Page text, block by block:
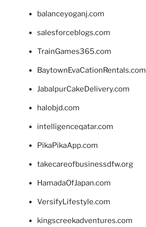
balanceyoganj.com
salesforceblogs.com
TrainGames365.com
BaytownEvaCationRentals.com
JabalpurCakeDelivery.com
halobjd.com
intelligenceqatar.com
PikaPikaApp.com
takecareofbusinessdfw.org
HamadaOfJapan.com
VersifyLifestyle.com
kingscreekadventures.com